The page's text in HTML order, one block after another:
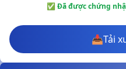
✅ Đã được chứng
📥Tải